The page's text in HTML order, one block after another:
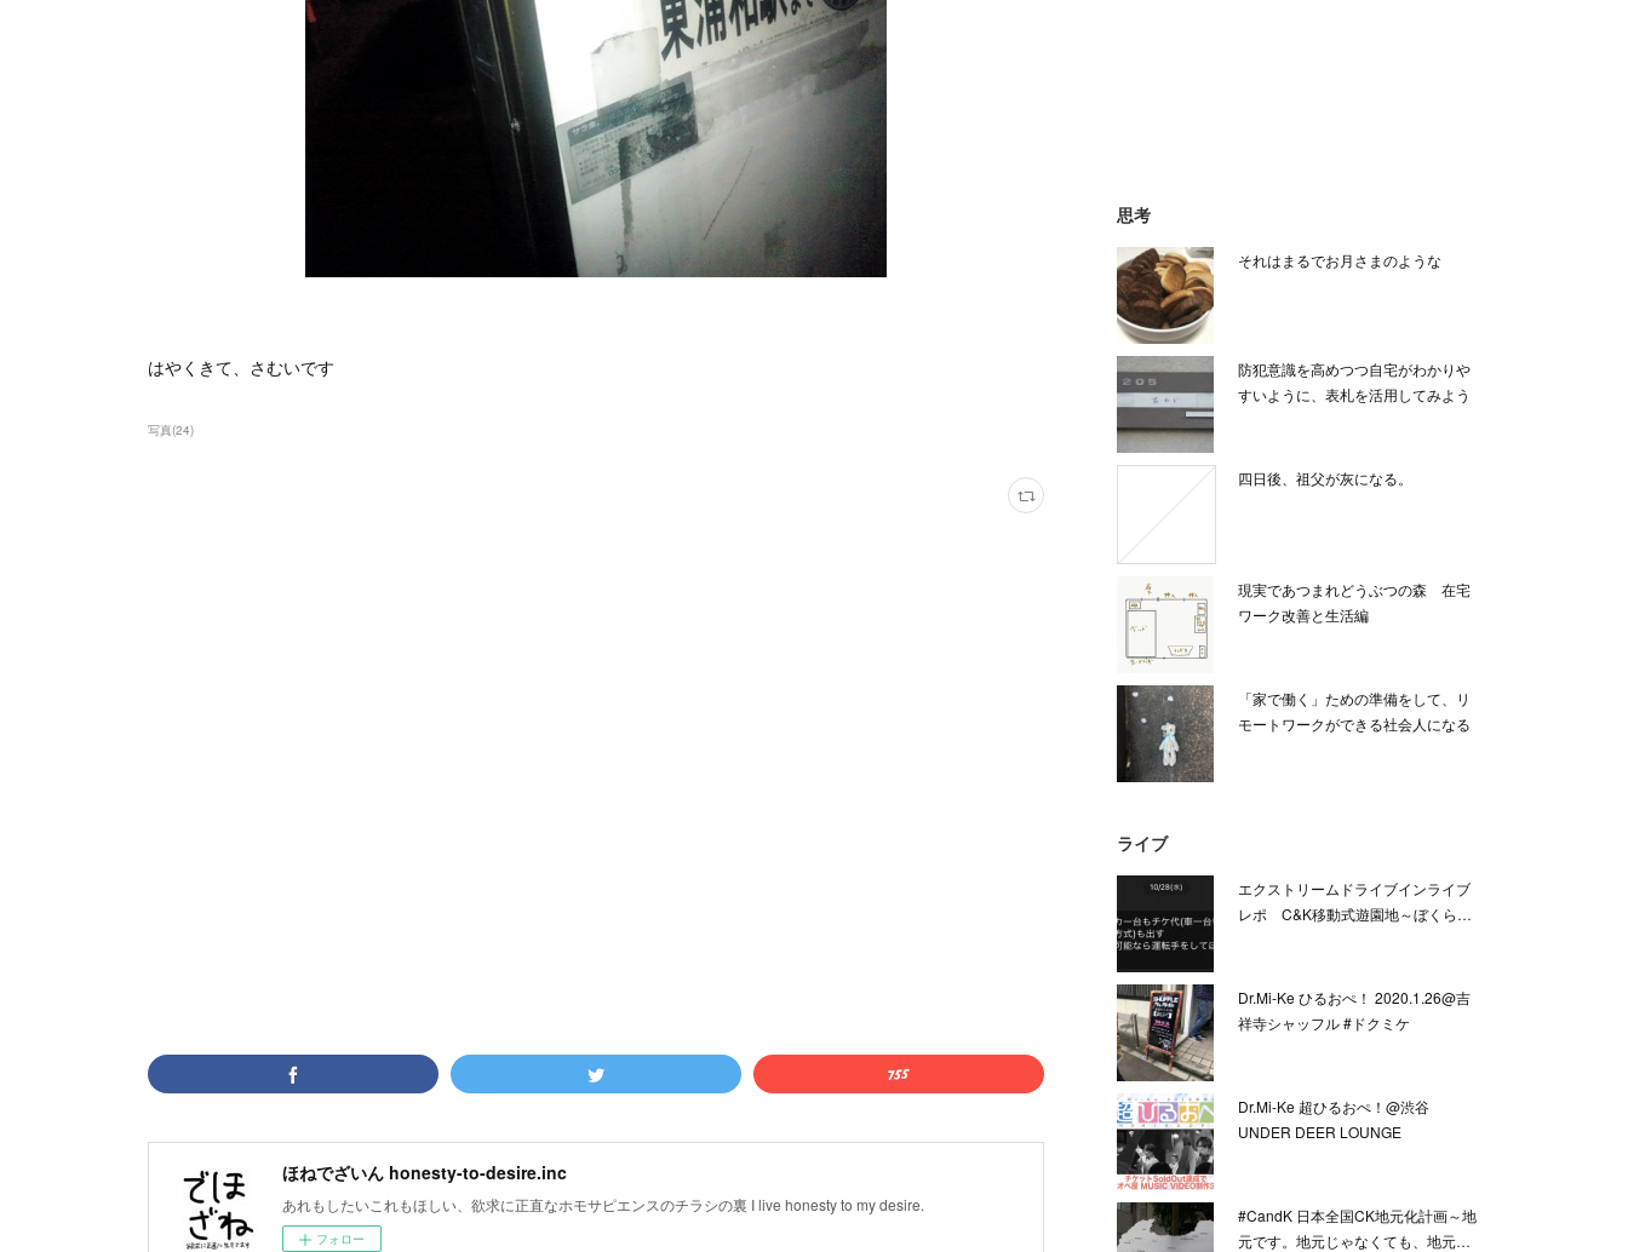
はやくきて、さむいです
写真(24)
ほねでざいん honesty-to-desire.inc
あれもしたいこれもほしい、欲求に正直なホモサピエンスのチラシの裏 I live honesty to my desire.
フォロー
思考
それはまるでお月さまのような
防犯意識を高めつつ自宅がわかりや
すいように、表札を活用してみよう
四日後、祖父が灰になる。
現実であつまれどうぶつの森 在宅
ワーク改善と生活編
「家で働く」ための準備をして、リ
モートワークができる社会人になる
ライブ
エクストリームドライブインライブ
レポ C&K移動式遊園地～ぼくら…
Dr.Mi-Ke ひるおぺ！ 2020.1.26@吉
祥寺シャッフル #ドクミケ
Dr.Mi-Ke 超ひるおぺ！@渋谷
UNDER DEER LOUNGE
#CandK 日本全国CK地元化計画～地
元です。地元じゃなくても、地元…